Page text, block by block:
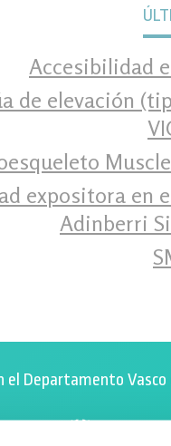
Accesibilidad
de elevación
expositora en
Adinberri
el Departamento Vasco